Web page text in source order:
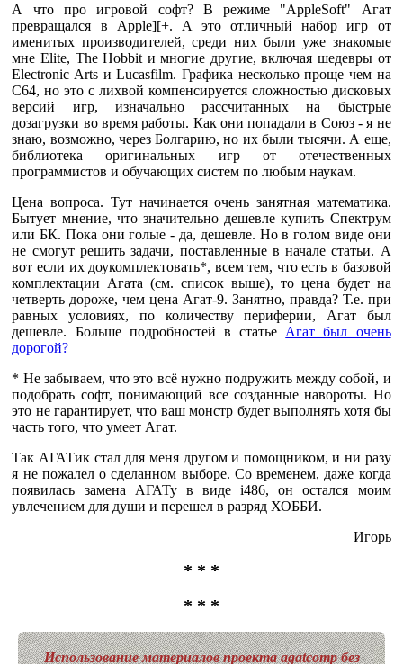
А что про игровой софт? В режиме "AppleSoft" Агат
превращался в Apple][+. А это отличный набор игр от
именитых производителей, среди них были уже знакомые
мне Elite, The Hobbit и многие другие, включая шедевры от
Electronic Arts и Lucasfilm. Графика несколько проще чем на
C64, но это с лихвой компенсируется сложностью дисковых
версий игр, изначально рассчитанных на быстрые
дозагрузки во время работы. Как они попадали в Союз - я не
знаю, возможно, через Болгарию, но их были тысячи. А еще,
библиотека оригинальных игр от отечественных
программистов и обучающих систем по любым наукам.
Цена вопроса. Тут начинается очень занятная математика.
Бытует мнение, что значительно дешевле купить Спектрум
или БК. Пока они голые - да, дешевле. Но в голом виде они
не смогут решить задачи, поставленные в начале статьи. А
вот если их доукомплектовать*, всем тем, что есть в базовой
комплектации Агата (см. список выше), то цена будет на
четверть дороже, чем цена Агат-9. Занятно, правда? Т.е. при
равных условиях, по количеству периферии, Агат был
дешевле. Больше подробностей в статье Агат был очень
дорогой?
* Не забываем, что это всё нужно подружить между собой, и
подобрать софт, понимающий все созданные навороты. Но
это не гарантирует, что ваш монстр будет выполнять хотя бы
часть того, что умеет Агат.
Так АГАТик стал для меня другом и помощником, и ни разу
я не пожалел о сделанном выборе. Со временем, даже когда
появилась замена АГАТу в виде i486, он остался моим
увлечением для души и перешел в разряд ХОББИ.
Игорь
* * *
* * *
Использование материалов проекта agatcomp без